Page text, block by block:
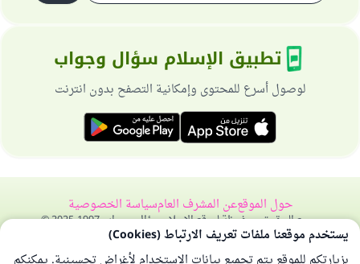
تطبيق الإسلام سؤال وجواب
لوصول أسرع للمحتوى وإمكانية التصفح بدون انترنت
حول الموقععن المشرف العامسياسة الخصوصية
جميع الحقوق محفوظة لموقع الإسلام سؤال وجواب 1997-2025 ©
يستخدم موقعنا ملفات تعريف الارتباط (Cookies)